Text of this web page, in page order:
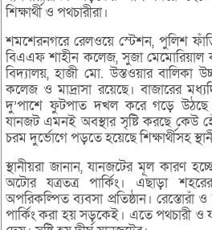
শিক্ষার্থী ও পথচারীরা।
শমশেরনগরে রেলওয়ে স্টেশন, পুলিশ
বিএএফ শাহীন কলেজ, সুজা
বিদ্যালয়, হাজী মো. উস্তওয়ার বালিকা
কলেজ ও মাদ্রাসা রয়েছে। বাজারের
দু’পাশে ফুটপাত দখল করে গড়ে উঠছে
যানজট এমনই অবস্থার সৃষ্টি করছে কেউ
চরম দুর্ভোগে পড়তে হয়েছে শিক্ষার্থীসহ
স্থানীয়রা জানান, যানজটের মূল কারণ
অটোর যত্রতত্র পার্কিং। এছাড়া
অপরিকল্পিত ব্যবসা প্রতিষ্ঠান। রেস্তোরাঁ
পার্কিং করা হয় সড়কেই। এতে পথচারী ও